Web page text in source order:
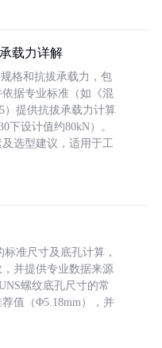
载力详解
格和抗拔承载力，包
据专业标准（如《混
）提供抗拔承载力计算
下设计值约80kN）。
选型建议，适用于工
准尺寸及底孔计算，
并提供专业数据来源
螺纹底孔尺寸的常
值（Φ5.18mm），并